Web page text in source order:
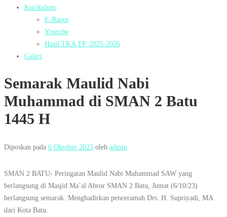
Kurikulum
E-Rapor
Youtube
Hasil TKA TP. 2025-2026
Galeri
Semarak Maulid Nabi
Muhammad di SMAN 2 Batu
1445 H
Diposkan pada 6 Oktober 2023 oleh admin
SMAN 2 BATU- Peringatan Maulid Nabi Muhammad SAW yang
berlangsung di Masjid Ma’al Abror SMAN 2 Batu, Jumat (6/10/23)
berlangsung semarak. Menghadirkan penceramah Drs. H. Supriyadi, MA
dari Kota Batu.